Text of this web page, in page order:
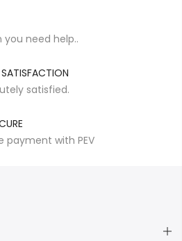
you need help..
satisfied.
payment with PEV